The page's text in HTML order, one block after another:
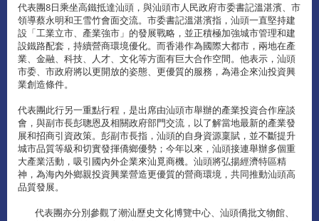
代表團8日乘坐高鐵抵達汕頭，與汕頭市人民政府市委書記溫湛濱、市
領導蔡永明和王雪竹會面交流。市委書記溫湛濱指，汕頭一直堅持建
設「工業立市、產業強市」的發展戰略，並正積極加強城市管理和建
設鐵路配套，持續營商環境優化。而香港作為國際大都市，兩地在產
業、金融、科技、人才、文化等方面有巨大合作空間。他表示，汕頭
市委、市政府將以更開放的姿態、更優質的服務，為港企來汕投資興
業創造條件。
代表團此行另一重點行程，是出席由汕頭市舉辦的產業投資合作座談
會，與副市長彭聰恩及相關政府部門交流，以了解當地最新的產業發
展和招商引資政策。彭副市長指，汕頭的自身資源稟賦，並不斷提升
城市品質等級和切實發揮僑鄉優勢；今年以來，汕頭接連舉辦多個重
大產業活動，吸引國內外企業來汕覓商機。汕頭將弘揚經濟特區精
神，為海內外鄉親投資興業營造更優質的營商環境，共同推動汕頭高
品質發展。
代表團亦分別參觀了潮汕歷史文化博覽中心、汕頭僑批文物館、